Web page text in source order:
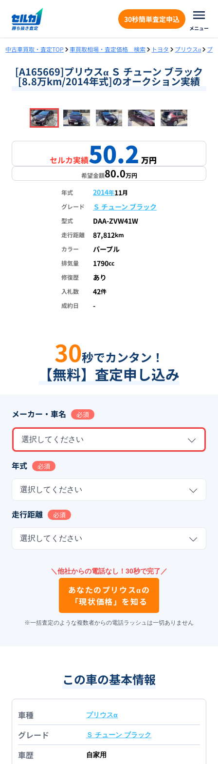
30秒簡単査定申込
メニュー
中古車買取・査定TOP 車買取相場・査定価格 検索 トヨタ プリウスα プ
[A165669]プリウスα Ｓ チューン ブラック
[8.8万km/2014年式]のオークション実績
1/18
セルカ実績50.2万円
希望金額80.0万円
年式 2014年11月
グレード
Ｓ チューン ブラック
型式 DAA-ZVW41W
走行距離 87,812km
カラー
パープル
排気量 1790cc
修復歴
あり
入札数 42件
成約日
-
30秒でカンタン！
【無料】査定申し込み
メーカー・車名 必須
選択してください
年式 必須
選択してください
走行距離 必須
選択してください
＼他社からの電話なし！30秒で完了／
あなたのプリウスαの
「現状価格」を知る
※一括査定のような複数者からの電話ラッシュは一切ありません
この車の基本情報
車種 プリウスα
グレード Ｓ チューン ブラック
車歴 自家用